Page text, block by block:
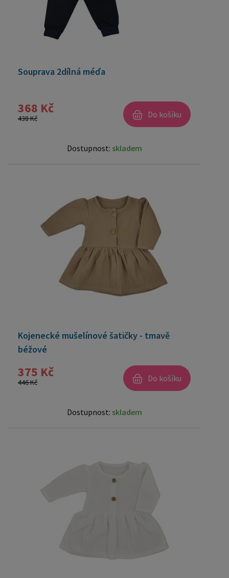
Souprava 2dílná méďa
368 Kč
438 Kč Do košíku
Dostupnost: skladem
Kojenecké mušelínové šatičky - tmavě
béžové
375 Kč
446 Kč Do košíku
Dostupnost: skladem